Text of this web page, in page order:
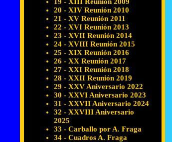
20 - XIV Reunión 2010
21 - XV Reunión 2011
22 - XVI Reunión 2013
23 - XVII Reunión 2014
24 - XVIII Reunión 2015
25 - XIX Reunión 2016
26 - XX Reunión 2017
27 - XXI Reunión 2018
28 - XXII Reunión 2019
29 - XXV Aniversario 2022
30 - XXVI Aniversario 2023
31 - XXVII Aniversario 2024
32 - XXVIII Aniversario
2025
33 - Carballo por A. Fraga
34 - Cuadros A. Fraga